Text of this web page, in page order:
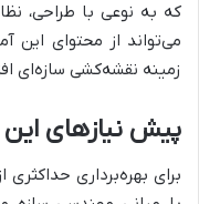
که به نوعی با طراحی،
می‌تواند از محتوای این
زمینه نقشه‌کشی سازه‌ای
پیش نیازهای
برای بهره‌برداری حداکثری